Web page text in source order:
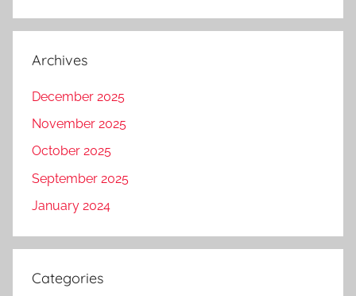
Archives
December 2025
November 2025
October 2025
September 2025
January 2024
Categories